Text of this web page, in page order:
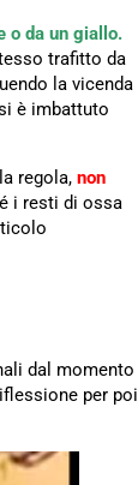
o da un giallo.
trafitto da
la vicenda
è imbattuto
regola, non
i resti di ossa
dal momento
per poi